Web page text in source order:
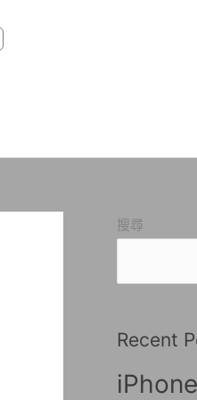
搜尋
Recent